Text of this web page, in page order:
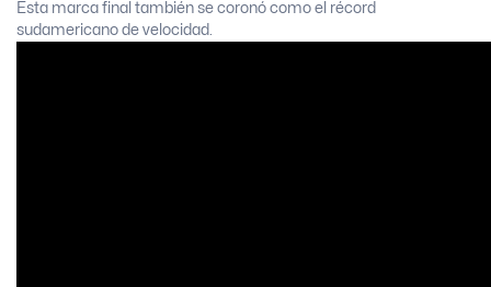
Esta marca final también se coronó como el récord
sudamericano de velocidad.